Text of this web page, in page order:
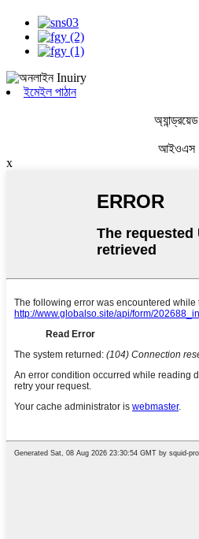
ইমেইল পাঠান
অ্যান্ড্রয়েড
আইওএস
x